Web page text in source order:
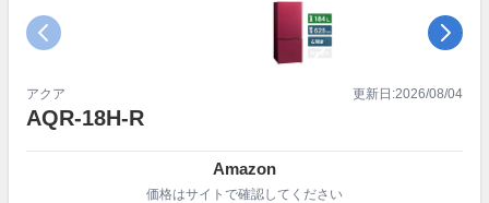
アクア
AQR-18H-R
更新日:2026/08/04
Amazon
価格はサイトで確認してください